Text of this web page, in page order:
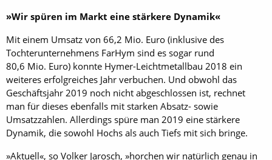
»Wir spüren im Markt eine stärkere Dynamik«
Mit einem Umsatz von 66,2 Mio. Euro (inklusive des
Tochterunternehmens FarHym sind es sogar rund
80,6 Mio. Euro) konnte Hymer-Leichtmetallbau 2018 ein
weiteres erfolgreiches Jahr verbuchen. Und obwohl das
Geschäftsjahr 2019 noch nicht abgeschlossen ist, rechnet
man für dieses ebenfalls mit starken Absatz- sowie
Umsatzzahlen. Allerdings spüre man 2019 eine stärkere
Dynamik, die sowohl Hochs als auch Tiefs mit sich bringe.
»Aktuell«, so Volker Jarosch, »horchen wir natürlich genau in